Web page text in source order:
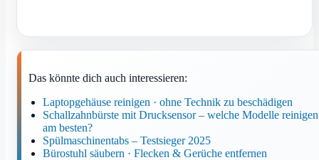
Das könnte dich auch interessieren:
Laptopgehäuse reinigen · ohne Technik zu beschädigen
Schallzahnbürste mit Drucksensor – welche Modelle reinigen
am besten?
Spülmaschinentabs – Testsieger 2025
Bürostuhl säubern · Flecken & Gerüche entfernen